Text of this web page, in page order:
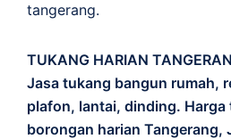
tangerang.
TUKANG HARIAN
Jasa tukang bangun rumah,
plafon, lantai, dinding.
borongan harian Tangerang,